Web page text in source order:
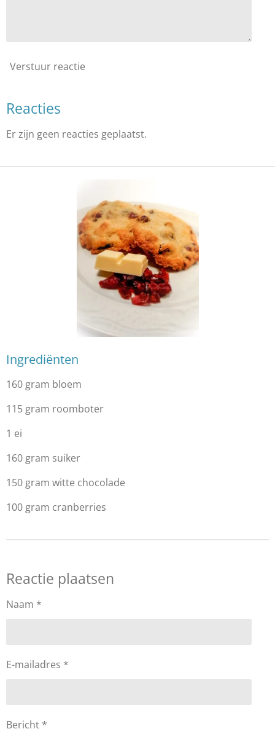
Verstuur reactie
Reacties
Er zijn geen reacties geplaatst.
Ingrediënten
160 gram bloem
115 gram roomboter
1 ei
160 gram suiker
150 gram witte chocolade
100 gram cranberries
Reactie plaatsen
Naam *
E-mailadres *
Bericht *